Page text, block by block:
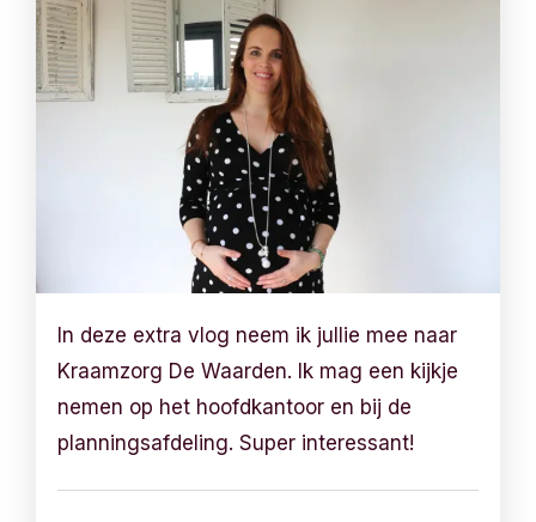
In deze extra vlog neem ik jullie mee naar
Kraamzorg De Waarden. Ik mag een kijkje
nemen op het hoofdkantoor en bij de
planningsafdeling. Super interessant!